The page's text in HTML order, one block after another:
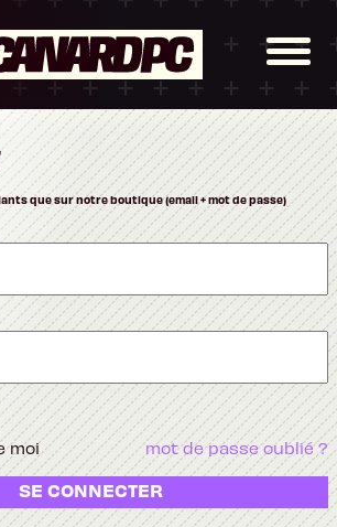
que sur notre boutique (email + mot de passe)
moi mot de passe oublié ?
SE CONNECTER